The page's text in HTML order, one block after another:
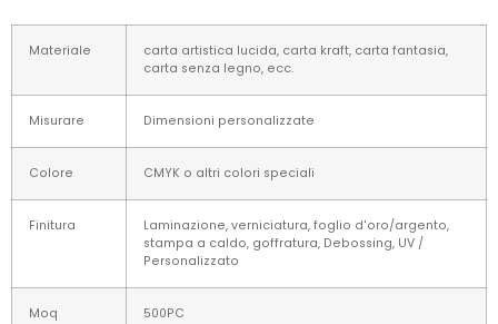
Materiale
carta artistica lucida, carta kraft, carta fantasia,
carta senza legno, ecc.
Misurare Dimensioni personalizzate
Colore CMYK o altri colori speciali
Finitura
Laminazione, verniciatura, foglio d'oro/argento,
stampa a caldo, goffratura, Debossing, UV /
Personalizzato
Moq 500PC